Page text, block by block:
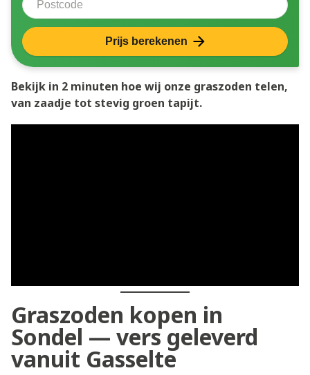
Prijs berekenen
Bekijk in 2 minuten hoe wij onze graszoden telen,
van zaadje tot stevig groen tapijt.
Graszoden kopen in
Sondel — vers geleverd
vanuit Gasselte